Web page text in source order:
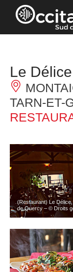
Panneau de
Le Délice
TARN-ET-
(Restaurant) Le
de Quercy – © Droits